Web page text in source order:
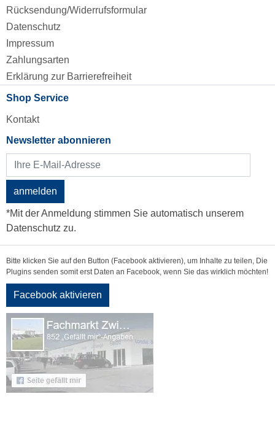
Rücksendung/Widerrufsformular
Datenschutz
Impressum
Zahlungsarten
Erklärung zur Barrierefreiheit
Shop Service
Kontakt
Newsletter abonnieren
anmelden
*Mit der Anmeldung stimmen Sie automatisch unserem
Datenschutz zu.
Bitte klicken Sie auf den Button (Facebook aktivieren), um Inhalte zu teilen, Die
Plugins senden somit erst Daten an Facebook, wenn Sie das wirklich möchten!
Facebook aktivieren